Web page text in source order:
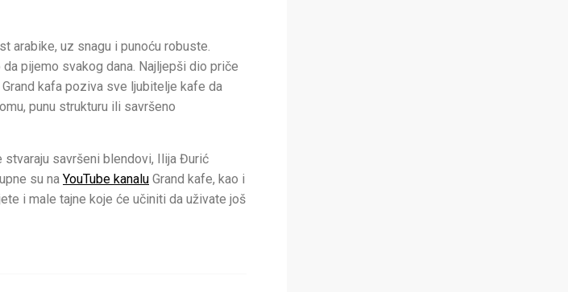
arabike, uz snagu i punoću robuste.
pijemo svakog dana. Najljepši dio priče
kafa poziva sve ljubitelje kafe da
punu strukturu ili savršeno
savršeni blendovi, Ilija Đurić
su na YouTube kanalu Grand kafe, kao i
ete i male tajne koje će učiniti da uživate još